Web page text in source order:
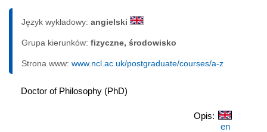
Język wykładowy: angielski
Grupa kierunków: fizyczne, środowisko
Strona www: www.ncl.ac.uk/postgraduate/courses/a-z
Doctor of Philosophy (PhD)
Opis:
en